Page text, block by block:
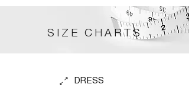
SIZE CHARTS
DRESS